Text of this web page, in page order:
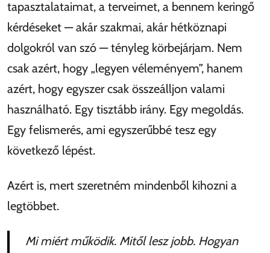
tapasztalataimat, a terveimet, a bennem keringő
kérdéseket — akár szakmai, akár hétköznapi
dolgokról van szó — tényleg körbejárjam. Nem
csak azért, hogy legyen véleményem, hanem
azért, hogy egyszer csak összeálljon valami
használható. Egy tisztább irány. Egy megoldás.
Egy felismerés, ami egyszerűbbé tesz egy
következő lépést.
Azért is, mert szeretném mindenből kihozni a
legtöbbet.
Mi miért működik. Mitől lesz jobb. Hogyan